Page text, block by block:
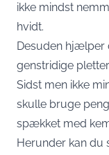
ikke mindst
hvidt.
Desuden hjælper
genstridige
Sidst men ikke
skulle bruge
spækket med
Herunder kan du